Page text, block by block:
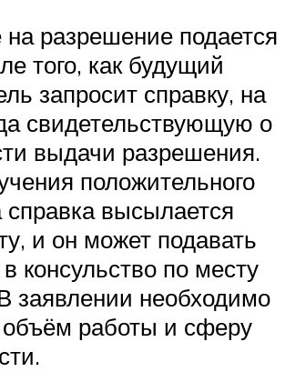
разрешение подается
того, как будущий
запросит справку, на
свидетельствующую о
выдачи разрешения.
положительного
справка высылается
и он может подавать
консульство по месту
заявлении необходимо
объём работы и сферу